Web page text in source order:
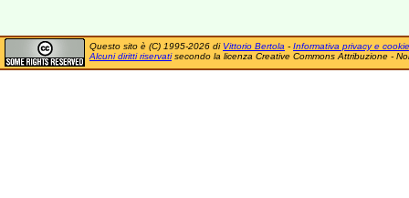
Questo sito è (C) 1995-2026 di Vittorio Bertola - Informativa privacy e cookie
Alcuni diritti riservatisecondo la licenza Creative Commons Attribuzione -